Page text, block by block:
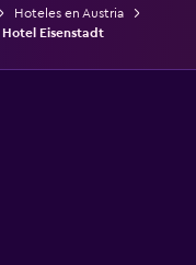
Hoteles en Austria
Eisenstadt